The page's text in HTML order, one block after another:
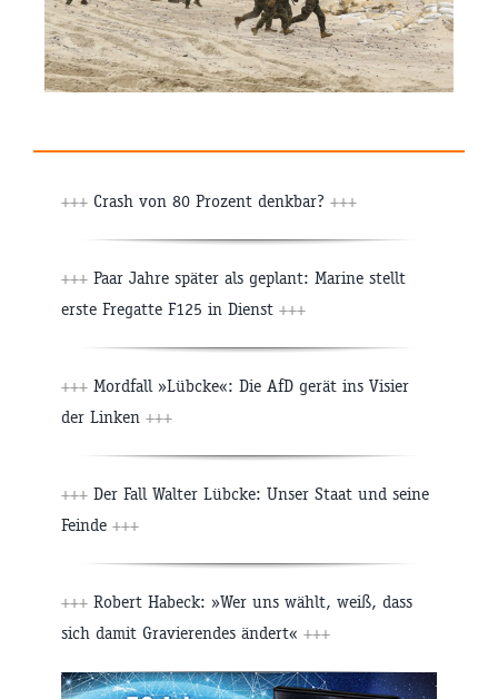
+++ Crash von 80 Prozent denkbar? +++
+++ Paar Jahre später als geplant: Marine stellt
erste Fregatte F125 in Dienst +++
+++ Mordfall »Lübcke«: Die AfD gerät ins Visier
der Linken +++
+++ Der Fall Walter Lübcke: Unser Staat und seine
Feinde +++
+++ Robert Habeck: »Wer uns wählt, weiß, dass
sich damit Gravierendes ändert« +++